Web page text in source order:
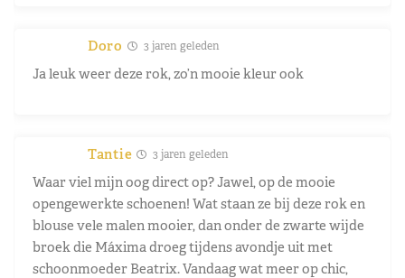
Doro 3 jaren geleden
Ja leuk weer deze rok, zo’n mooie kleur ook
Tantie 3 jaren geleden
Waar viel mijn oog direct op? Jawel, op de mooie
opengewerkte schoenen! Wat staan ze bij deze rok en
blouse vele malen mooier, dan onder de zwarte wijde
broek die Máxima droeg tijdens avondje uit met
schoonmoeder Beatrix. Vandaag wat meer op chic,